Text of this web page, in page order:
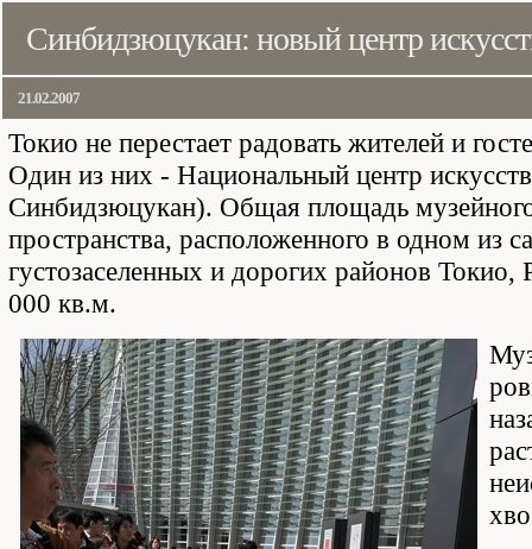
Синбидзюцукан: новый центр
21.02.2007
Токио не перестает радовать жителей и
Один из них - Национальный центр
Синбидзюцукан). Общая площадь
пространства, расположенного в одном из
густозаселенных и дорогих районов Токио,
000 кв.м.